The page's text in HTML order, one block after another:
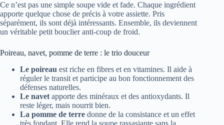
Ce n’est pas une simple soupe vide et fade. Chaque ingrédient
apporte quelque chose de précis à votre assiette. Pris
séparément, ils sont déjà intéressants. Ensemble, ils deviennent
un véritable petit bouclier anti-coup de froid.
Poireau, navet, pomme de terre : le trio douceur
Le poireau est riche en fibres et en vitamines. Il aide à
réguler le transit et participe au bon fonctionnement des
défenses naturelles.
Le navet apporte des minéraux et des antioxydants. Il
reste léger, mais nourrit bien.
La pomme de terre donne de la consistance et un effet
très fondant. Elle rend la soupe rassasiante sans la